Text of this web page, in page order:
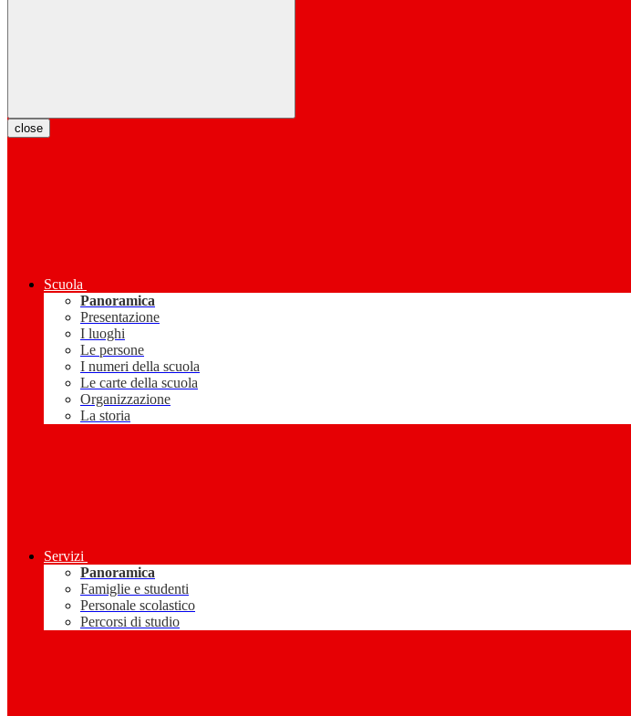
close
Scuola
Panoramica
Presentazione
I luoghi
Le persone
I numeri della scuola
Le carte della scuola
Organizzazione
La storia
Servizi
Panoramica
Famiglie e studenti
Personale scolastico
Percorsi di studio